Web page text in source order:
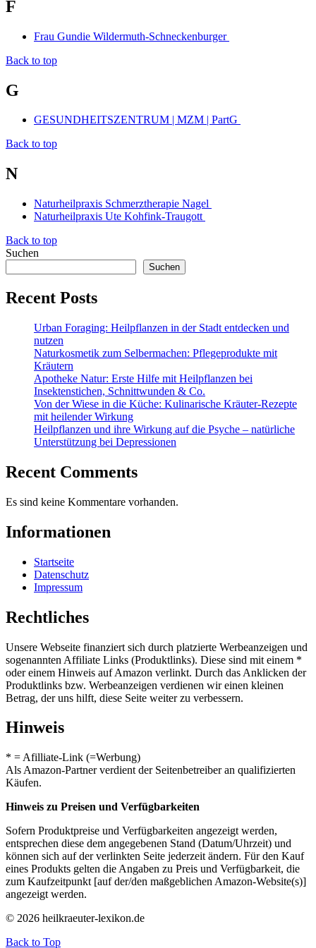
F
Frau Gundie Wildermuth-Schneckenburger
Back to top
G
GESUNDHEITSZENTRUM | MZM | PartG
Back to top
N
Naturheilpraxis Schmerztherapie Nagel
Naturheilpraxis Ute Kohfink-Traugott
Back to top
Suchen
Suchen
Recent Posts
Urban Foraging: Heilpflanzen in der Stadt entdecken und
nutzen
Naturkosmetik zum Selbermachen: Pflegeprodukte mit
Kräutern
Apotheke Natur: Erste Hilfe mit Heilpflanzen bei
Insektenstichen, Schnittwunden & Co.
Von der Wiese in die Küche: Kulinarische Kräuter-Rezepte
mit heilender Wirkung
Heilpflanzen und ihre Wirkung auf die Psyche – natürliche
Unterstützung bei Depressionen
Recent Comments
Es sind keine Kommentare vorhanden.
Informationen
Startseite
Datenschutz
Impressum
Rechtliches
Unsere Webseite finanziert sich durch platzierte Werbeanzeigen und
sogenannten Affiliate Links (Produktlinks). Diese sind mit einem *
oder einem Hinweis auf Amazon verlinkt. Durch das Anklicken der
Produktlinks bzw. Werbeanzeigen verdienen wir einen kleinen
Betrag, der uns hilft, diese Seite weiter zu verbessern.
Hinweis
* = Afilliate-Link (=Werbung)
Als Amazon-Partner verdient der Seitenbetreiber an qualifizierten
Käufen.
Hinweis zu Preisen und Verfügbarkeiten
Sofern Produktpreise und Verfügbarkeiten angezeigt werden,
entsprechen diese dem angegebenen Stand (Datum/Uhrzeit) und
können sich auf der verlinkten Seite jederzeit ändern. Für den Kauf
eines Produkts gelten die Angaben zu Preis und Verfügbarkeit, die
zum Kaufzeitpunkt [auf der/den maßgeblichen Amazon-Website(s)]
angezeigt werden.
© 2026 heilkraeuter-lexikon.de
Back to Top